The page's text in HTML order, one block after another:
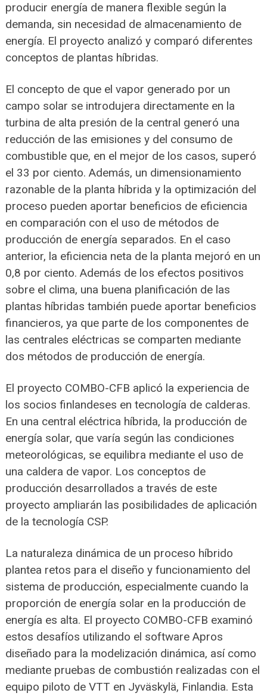
producir energía de manera flexible según la
demanda, sin necesidad de almacenamiento de
energía. El proyecto analizó y comparó diferentes
conceptos de plantas híbridas.
El concepto de que el vapor generado por un
campo solar se introdujera directamente en la
turbina de alta presión de la central generó una
reducción de las emisiones y del consumo de
combustible que, en el mejor de los casos, superó
el 33 por ciento. Además, un dimensionamiento
razonable de la planta híbrida y la optimización del
proceso pueden aportar beneficios de eficiencia
en comparación con el uso de métodos de
producción de energía separados. En el caso
anterior, la eficiencia neta de la planta mejoró en un
0,8 por ciento. Además de los efectos positivos
sobre el clima, una buena planificación de las
plantas híbridas también puede aportar beneficios
financieros, ya que parte de los componentes de
las centrales eléctricas se comparten mediante
dos métodos de producción de energía.
El proyecto COMBO-CFB aplicó la experiencia de
los socios finlandeses en tecnología de calderas.
En una central eléctrica híbrida, la producción de
energía solar, que varía según las condiciones
meteorológicas, se equilibra mediante el uso de
una caldera de vapor. Los conceptos de
producción desarrollados a través de este
proyecto ampliarán las posibilidades de aplicación
de la tecnología CSP.
La naturaleza dinámica de un proceso híbrido
plantea retos para el diseño y funcionamiento del
sistema de producción, especialmente cuando la
proporción de energía solar en la producción de
energía es alta. El proyecto COMBO-CFB examinó
estos desafíos utilizando el software Apros
diseñado para la modelización dinámica, así como
mediante pruebas de combustión realizadas con el
equipo piloto de VTT en Jyväskylä, Finlandia. Esta